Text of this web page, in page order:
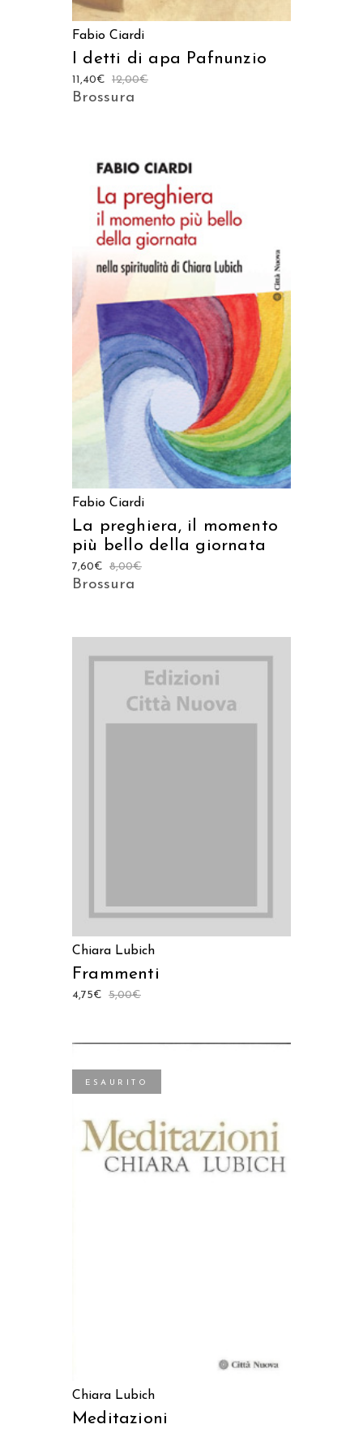
Fabio Ciardi
I detti di apa Pafnunzio
12,00€
11,40€
Brossura
AGGIUNGI AL CARRELLO
Fabio Ciardi
La preghiera, il momento
più bello della giornata
8,00€
7,60€
Brossura
Chiara Lubich
Frammenti
5,00€
4,75€
ESAURITO
Chiara Lubich
Meditazioni